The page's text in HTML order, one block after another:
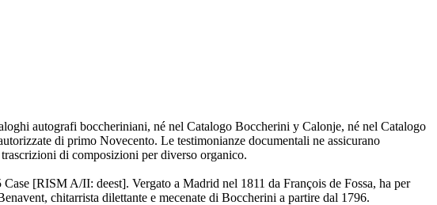
autografi boccheriniani, né nel Catalogo Boccherini y Calonje, né nel Catalogo
di primo Novecento. Le testimonianze documentali ne assicurano
di composizioni per diverso organico.
[RISM A/II: deest]. Vergato a Madrid nel 1811 da François de Fossa, ha per
chitarrista dilettante e mecenate di Boccherini a partire dal 1796.